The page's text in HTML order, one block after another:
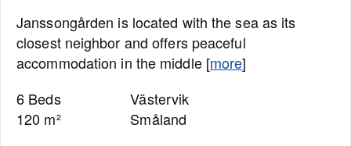
Janssongården is located with the sea as its
closest neighbor and offers peaceful
accommodation in the middle [more]
6 Beds
120 m²
Västervik
Småland